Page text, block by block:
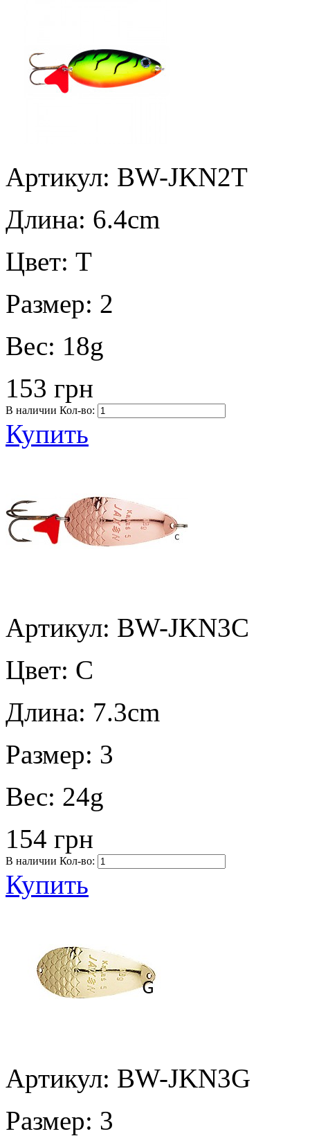
Артикул: BW-JKN2T
Длина: 6.4cm
Цвет: T
Размер: 2
Вес: 18g
153 грн
В наличии Кол-во:
Купить
Артикул: BW-JKN3C
Цвет: C
Длина: 7.3cm
Размер: 3
Вес: 24g
154 грн
В наличии Кол-во:
Купить
Артикул: BW-JKN3G
Размер: 3